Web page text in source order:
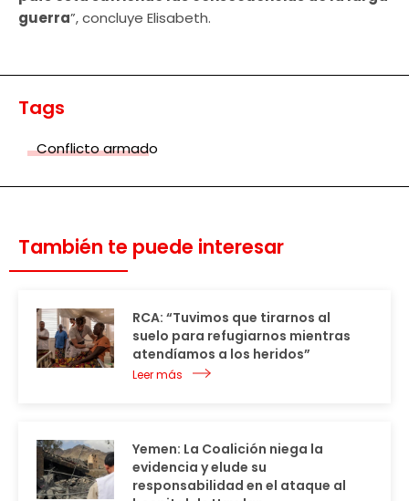
guerra”, concluye Elisabeth.
Tags
Conflicto armado
También te puede interesar
RCA: “Tuvimos que tirarnos al
suelo para refugiarnos mientras
atendíamos a los heridos”
Leer más
Yemen: La Coalición niega la
evidencia y elude su
responsabilidad en el ataque al